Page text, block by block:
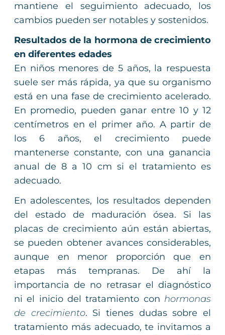
mantiene el seguimiento adecuado, los
cambios pueden ser notables y sostenidos.
Resultados de la hormona de crecimiento
en diferentes edades
En niños menores de 5 años, la respuesta
suele ser más rápida, ya que su organismo
está en una fase de crecimiento acelerado.
En promedio, pueden ganar entre 10 y 12
centímetros en el primer año. A partir de
los 6 años, el crecimiento puede
mantenerse constante, con una ganancia
anual de 8 a 10 cm si el tratamiento es
adecuado.
En adolescentes, los resultados dependen
del estado de maduración ósea. Si las
placas de crecimiento aún están abiertas,
se pueden obtener avances considerables,
aunque en menor proporción que en
etapas más tempranas. De ahí la
importancia de no retrasar el diagnóstico
ni el inicio del tratamiento con hormonas
de crecimiento. Si tienes dudas sobre el
tratamiento más adecuado, te invitamos a